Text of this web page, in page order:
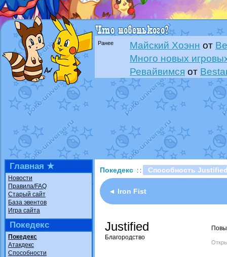
Ранее Майский Хоэнн от
Много новых
Ревайвимся от
Всё, трындец
Технические
доброе утро славяне
Йолда и Мимикью
от
Недовольный
The Dark Wishmaker
шадоу спиритомбот
траббишот
Raging Bolt
Shadow mismagius
Главная ★
Новости
Правила/FAQ
Старый сайт
База эвентов
Игра сайта
Покедекс
Покедекс
Атакдекс
Способности
Покедекс : : Способность
◄ Iron Fist
Justified
Благородство